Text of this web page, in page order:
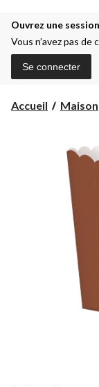
Ouvrez une
Vous n’avez pas de
Se connecter
Accueil Maison